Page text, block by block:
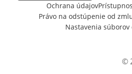
Ochrana údajov
Právo na odstúpenie od
Nastavenia súborov
©